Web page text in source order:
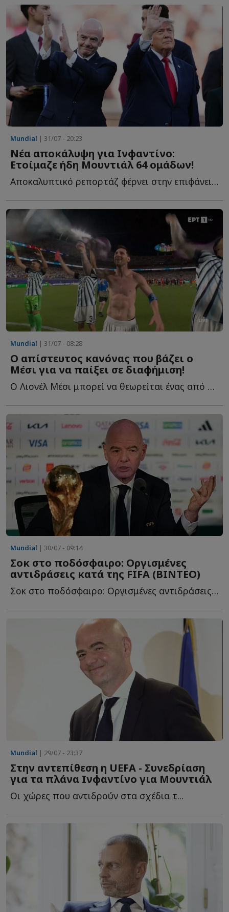
Mundial | 31/07 - 20:23
Νέα αποκάλυψη για Ινφαντίνο:
Ετοίμαζε ήδη Μουντιάλ 64 ομάδων!
Αποκαλυπτικό ρεπορτάζ φέρνει στην επιφάνεια την δράση τ...
Mundial | 31/07 - 08:28
Ο απίστευτος κανόνας που βάζει ο
Μέσι για να παίξει σε διαφήμιση!
Ο Λιονέλ Μέσι μπορεί να θεωρείται ένας από τους μεγαλύτερους π...
Mundial | 30/07 - 09:14
Σοκ στο ποδόσφαιρο: Οργισμένες
αντιδράσεις κατά της FIFA (BINTEO)
Σοκ στο ποδόσφαιρο: Οργισμένες αντιδράσεις κατά της FI...
Mundial | 29/07 - 23:37
Στην αντεπίθεση η UEFA - Συνεδρίαση
για τα πλάνα Ινφαντίνο για Μουντιάλ
Οι χώρες που αντιδρούν στα σχέδια τ...